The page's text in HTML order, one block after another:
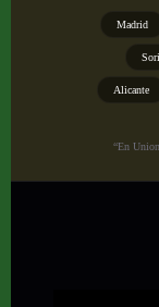
Madrid
Alicante
“En